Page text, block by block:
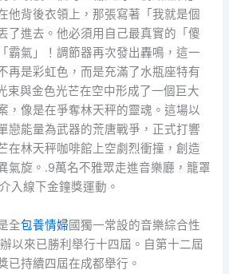
他背後衣領上，那張寫著「我就是個
了進去。他必須用自己最真實的「傻
霸氣」！調節器再次發出轟鳴，這一
再是彩虹色，而是充滿了水瓶座特有
束與金色光芒在空中形成了一個巨大
，像是在爭奪林天秤的靈魂。這場以
戀能量為武器的荒唐戰爭，正式打響
在林天秤咖啡館上空劇烈衝撞，創造
氣旋。.9萬名不雅眾走進音樂廳，籠罩
入線下金鐘獎運動。
全包養情婦國獨一常設的音樂綜合性
以來已勝利舉行十四屆。自第十二屆
已持續四屆在成都舉行。